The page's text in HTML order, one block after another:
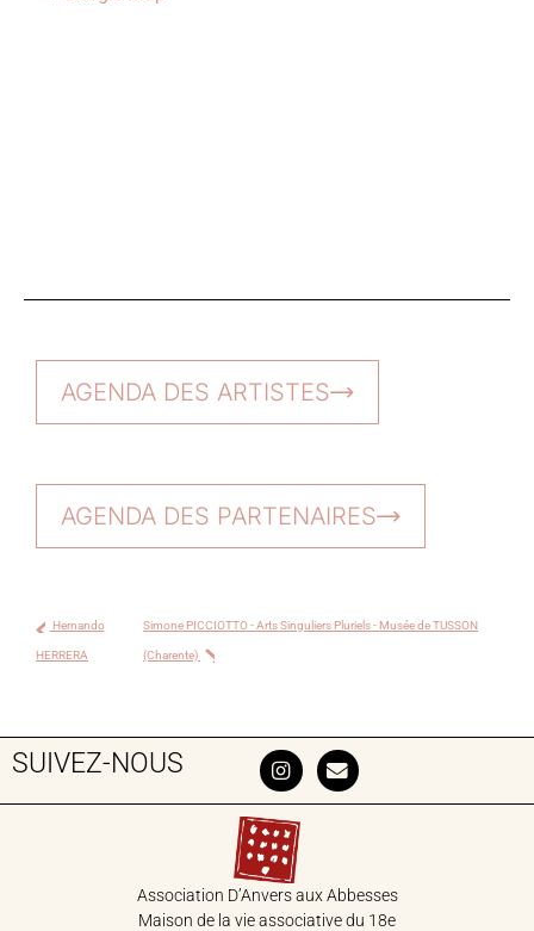
AGENDA DES ARTISTES
AGENDA DES PARTENAIRES
Hernando
HERRERA
Simone PICCIOTTO - Arts Singuliers Pluriels - Musée de TUSSON
(Charente)
SUIVEZ-NOUS
Association D’Anvers aux Abbesses
Maison de la vie associative du 18‎e